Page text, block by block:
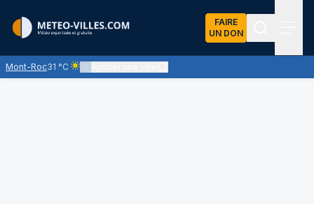
FAIRE
UN DON
Mont-Roc31 °C
Ciel clair - quasiment pas de nuages et un soleil